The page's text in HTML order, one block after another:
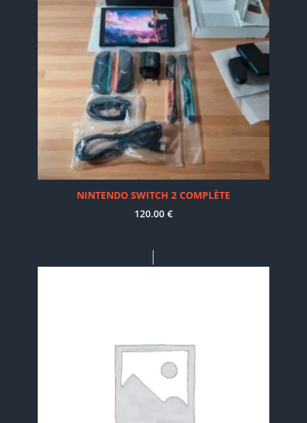
NINTENDO SWITCH 2 COMPLÈTE
120.00 €